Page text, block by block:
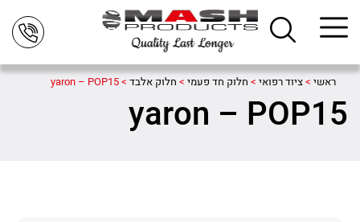
ראשי >ציוד רפואי > חלוק חד פעמי > חלוק אלבד >
yaron – POP15
yaron – POP15